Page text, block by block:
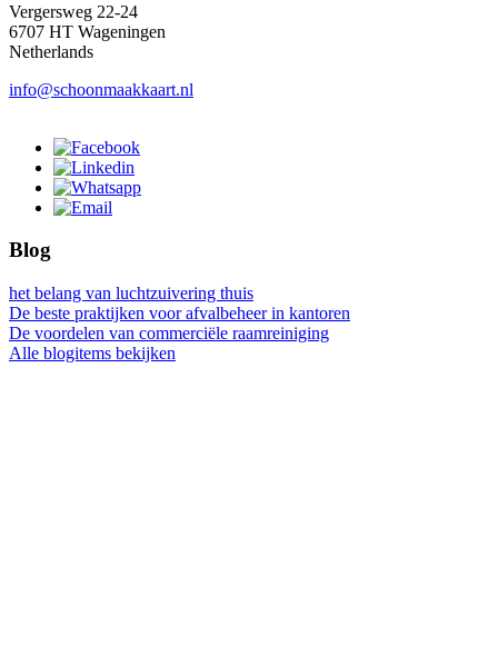
Vergersweg 22-24
6707 HT Wageningen
Netherlands
info@schoonmaakkaart.nl
Blog
het belang van luchtzuivering thuis
De beste praktijken voor afvalbeheer in kantoren
De voordelen van commerciële raamreiniging
Alle blogitems bekijken